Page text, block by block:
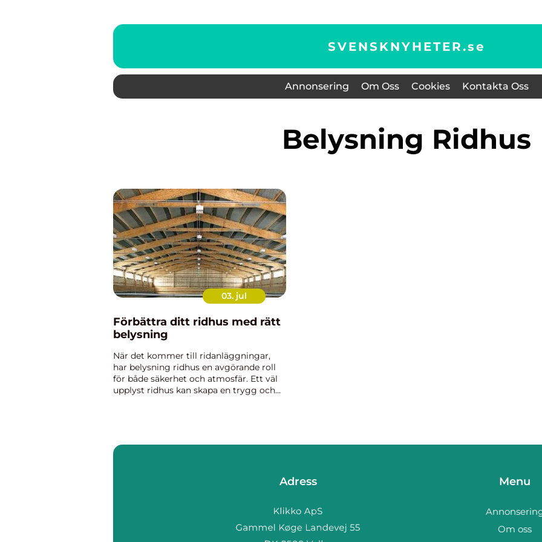
SVENSKNYHETER.se
Annonsering Om Oss Cookies Kontakta Oss
belysning Ridhus
03. jul
Förbättra ditt ridhus med rätt
belysning
När det kommer till ridanläggningar,
har belysning ridhus en avgörande roll
för både säkerhet och atmosfär. Ett väl
upplyst ridhus kan skapa en trygg och
Adress Menu
Om oss